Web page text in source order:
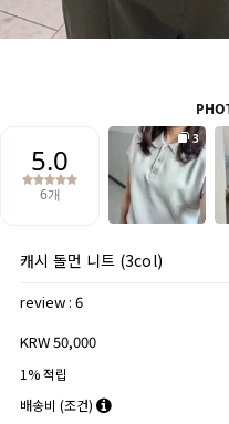
캐시 돌먼 니트 (3col)
review : 6
KRW 50,000
1% 적립
배송비 (조건)